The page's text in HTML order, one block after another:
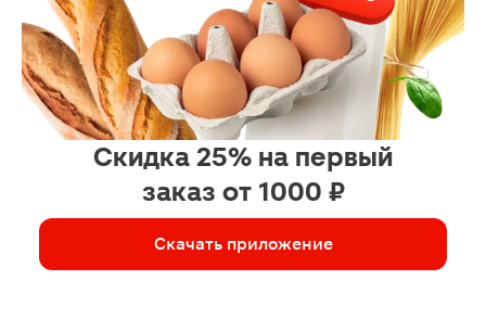
Скидка 25% на первый
заказ от 1000 ₽
Скачать приложение